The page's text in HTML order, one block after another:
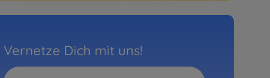
Vernetze Dich mit uns!